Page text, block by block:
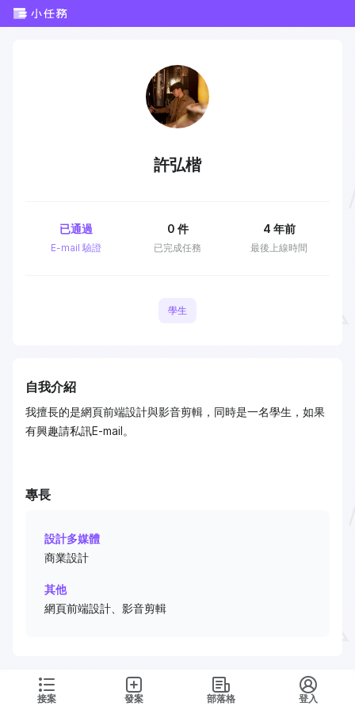
接案 發案 部落格 登入
許弘楷
E-mail 驗證
已通過
已完成任務
0 件
最後上線時間
4 年前
學生
自我介紹
我擅長的是網頁前端設計與影音剪輯，同時是一名學生，如果
有興趣請私訊E-mail。
專長
設計多媒體
商業設計
其他
網頁前端設計、影音剪輯